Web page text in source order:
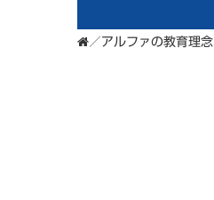
／ アルファの教育理念